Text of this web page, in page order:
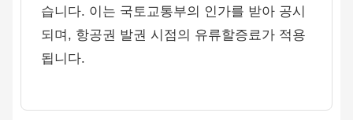
습니다. 이는 국토교통부의 인가를 받아 공시
되며, 항공권 발권 시점의 유류할증료가 적용
됩니다.